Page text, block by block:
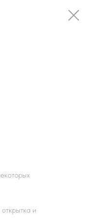
и